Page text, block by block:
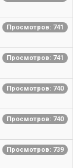
Просмотров: 741
Просмотров: 741
Просмотров: 740
Просмотров: 740
Просмотров: 739